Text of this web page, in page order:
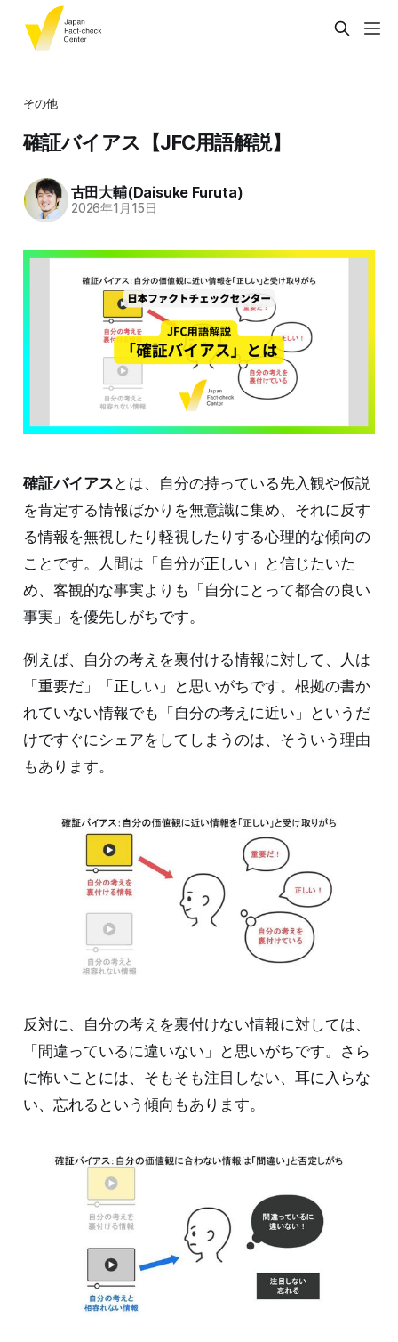
その他
確証バイアス【JFC用語解説】
古田大輔(Daisuke Furuta)
2026年1月15日
確証バイアス とは、自分の持っている先入観や仮説
を肯定する情報ばかりを無意識に集め、それに反す
る情報を無視したり軽視したりする心理的な傾向の
ことです。人間は「自分が正しい」と信じたいた
め、客観的な事実よりも「自分にとって都合の良い
事実」を優先しがちです。
例えば、自分の考えを裏付ける情報に対して、人は
「重要だ」「正しい」と思いがちです。根拠の書か
れていない情報でも「自分の考えに近い」というだ
けですぐにシェアをしてしまうのは、そういう理由
もあります。
反対に、自分の考えを裏付けない情報に対しては、
「間違っているに違いない」と思いがちです。さら
に怖いことには、そもそも注目しない、耳に入らな
い、忘れるという傾向もあります。